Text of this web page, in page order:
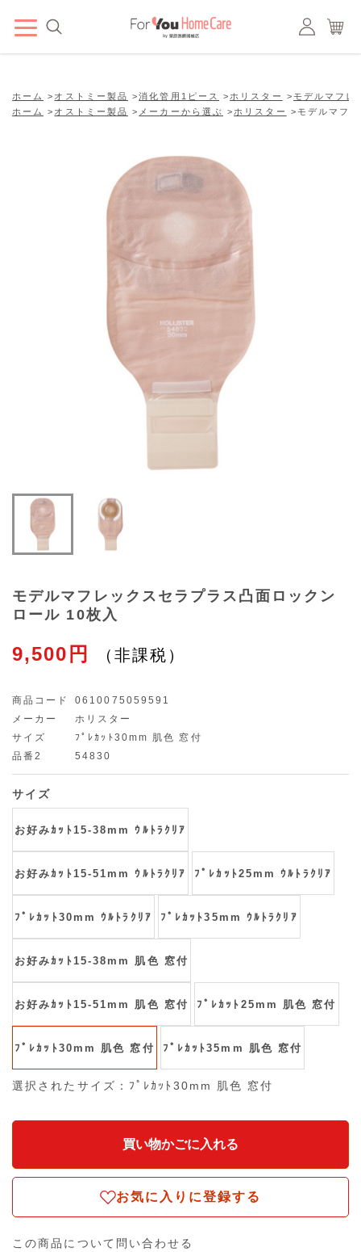
ホーム > オストミー製品 >消化管用1ピース > ホリスター > モデルマフレ
ホーム
> オストミー製品 > メーカーから選ぶ > ホリスター > モデルマフ
モデルマフレックスセラプラス凸面ロックン
ロール 10枚入
9,500円
商品コード
0610075059591
メーカー
ホリスター
サイズ
ﾌﾟﾚｶｯﾄ30mm 肌色 窓付
品番2
54830
サイズ
お好みｶｯﾄ15-38mm ｳﾙﾄﾗｸﾘｱ
お好みｶｯﾄ15-51mm ｳﾙﾄﾗｸﾘｱ ﾌﾟﾚｶｯﾄ25mm ｳﾙﾄﾗｸﾘｱ
ﾌﾟﾚｶｯﾄ30mm ｳﾙﾄﾗｸﾘｱ ﾌﾟﾚｶｯﾄ35mm ｳﾙﾄﾗｸﾘｱ
お好みｶｯﾄ15-38mm 肌色 窓付
お好みｶｯﾄ15-51mm 肌色 窓付 ﾌﾟﾚｶｯﾄ25mm 肌色 窓付
ﾌﾟﾚｶｯﾄ30mm 肌色 窓付 ﾌﾟﾚｶｯﾄ35mm 肌色 窓付
選択されたサイズ：ﾌﾟﾚｶｯﾄ30mm 肌色 窓付
お気に入りに登録する
この商品について問い合わせる